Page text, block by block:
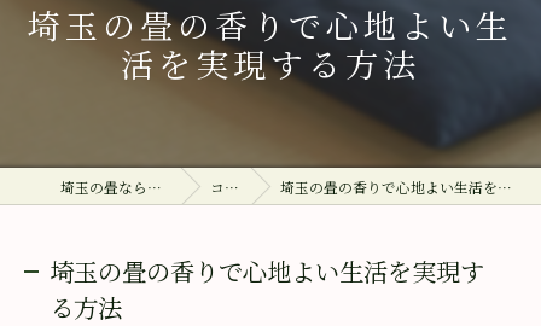
埼玉の畳の香りで心地よい生
活を実現する方法
埼玉の畳なら山﨑畳店 コラム 埼玉の畳の香りで心地よい生活を実現する方法
埼玉の畳の香りで心地よい生活を実現す
る方法